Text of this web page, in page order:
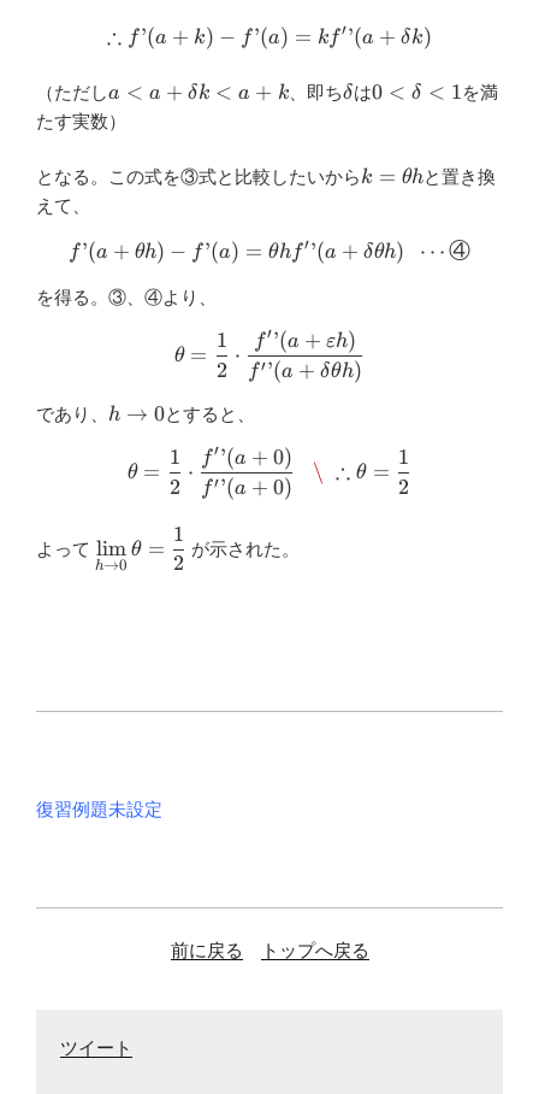
∴f’ (a+k)-f’ (a)=kf'{}’
∴ f’(a + k) − f’(a) = kf′’(a + δk)
（ただしa<a+\delta
k<a+k
a < a + δk < a + k 、即ち\delta
δは0<\delta<1
0 < δ < 1を満
たす実数）
となる。この式を③式と比較したいからk=
k = θhと置き換
えて、
f’ (a+\theta h)-f’
f’(a + θh) − f’(a) = θhf′’(a + δθh) ⋯④
を得る。③、④より、
\theta=\dfrac{1}{2}\cdot
θ =
2
1
⋅
f′’(a + δθh)
f′’(a + εh)
であり、 h
h → 0とすると、
\theta=\dfrac{1}{2}\cdot
θ =
2
1
⋅
f′’(a + 0)
f′’(a + 0)
\ ∴ θ =
2
1
よって \displaystyle
\lim_{h \to 0}
h→0
lim θ =
2
1
が示された。
復習例題未設定
前に戻る トップへ戻る
ツイート